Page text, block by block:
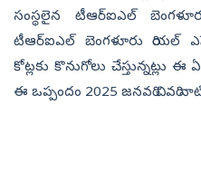
సంస్థలైన టీఆర్ఐఎల్
టీఆర్ఐఎల్ బెంగళూరు రియల్
కోట్లకు కొనుగోలు చేస్తున్నట్లు
ఈ ఒప్పందం 2025 జనవరి చివరి